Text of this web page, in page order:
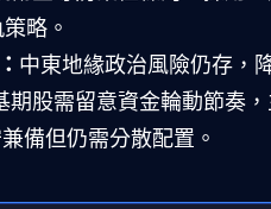
略。
中東地緣政治風險仍存，
期股需留意資金輪動節奏
備但仍需分散配置。